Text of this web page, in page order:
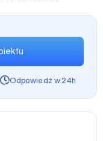
Odpowiedź w 24h